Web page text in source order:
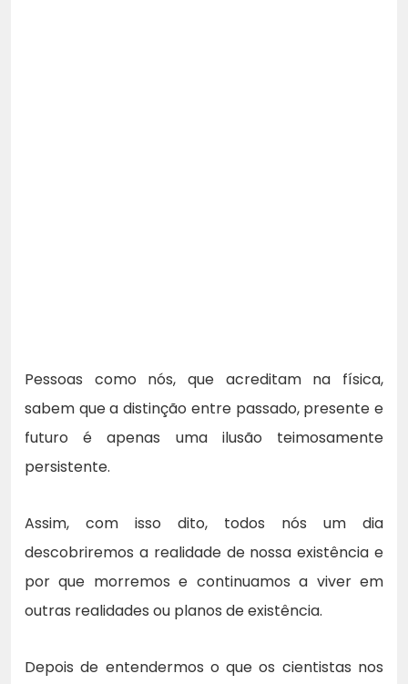
Pessoas como nós, que acreditam na física,
sabem que a distinção entre passado, presente e
futuro é apenas uma ilusão teimosamente
persistente.
Assim, com isso dito, todos nós um dia
descobriremos a realidade de nossa existência e
por que morremos e continuamos a viver em
outras realidades ou planos de existência.
Depois de entendermos o que os cientistas nos